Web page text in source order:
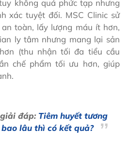
không quá phức tạp nhưng
xác tuyệt đối. MSC Clinic sử
toàn, lấy lượng máu ít hơn,
ly tâm nhưng mang lại sản
(thu nhận tối đa tiểu cầu
chế phẩm tối ưu hơn, giúp
đáp: Tiêm huyết tương
lâu thì có kết quả?